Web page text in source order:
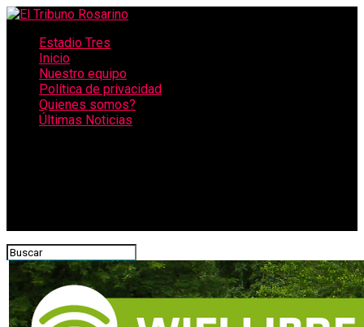
Estadio Tres
Inicio
Nuestro equipo
Política de privacidad
Quienes somos?
Últimas Noticias